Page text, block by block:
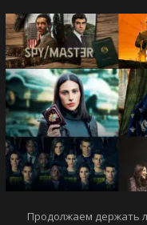
Продолжаем держать